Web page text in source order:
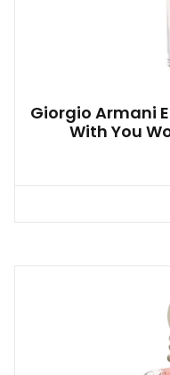
Giorgio Armani
With You